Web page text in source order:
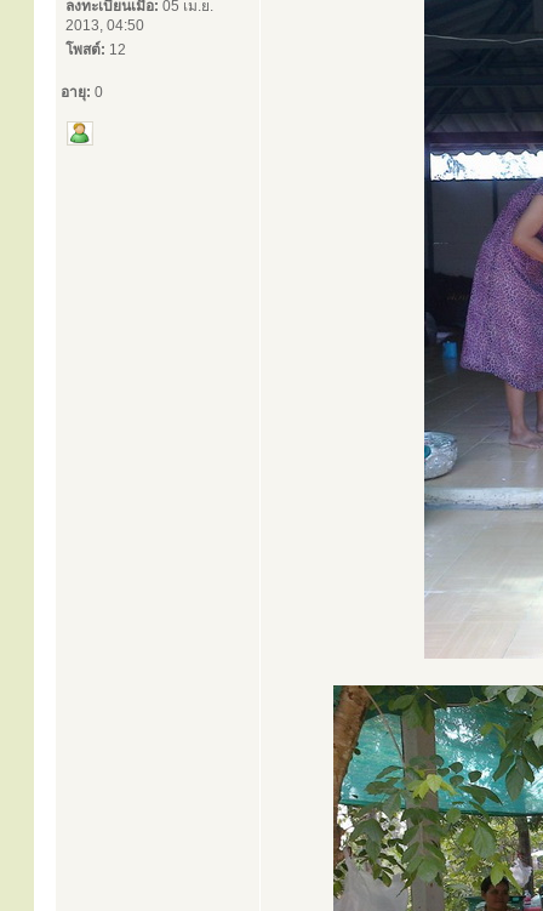
ลงทะเบียนเมื่อ: 05 เม.ย.
2013, 04:50
โพสต์: 12
อายุ: 0